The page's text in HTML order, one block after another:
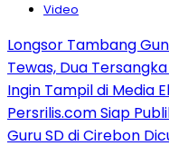
Video
Longsor Tambang
Tewas, Dua
Ingin Tampil di Media
Persrilis.com Siap
Guru SD di Cirebon